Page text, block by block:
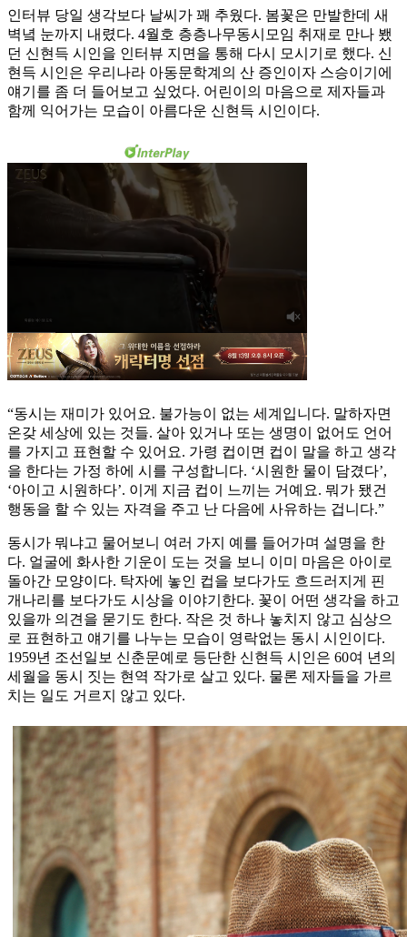
인터뷰 당일 생각보다 날씨가 꽤 추웠다. 봄꽃은 만발한데 새
벽녘 눈까지 내렸다. 4월호 층층나무동시모임 취재로 만나 뵀
던 신현득 시인을 인터뷰 지면을 통해 다시 모시기로 했다. 신
현득 시인은 우리나라 아동문학계의 산 증인이자 스승이기에
얘기를 좀 더 들어보고 싶었다. 어린이의 마음으로 제자들과
함께 익어가는 모습이 아름다운 신현득 시인이다.
“동시는 재미가 있어요. 불가능이 없는 세계입니다. 말하자면
온갖 세상에 있는 것들. 살아 있거나 또는 생명이 없어도 언어
를 가지고 표현할 수 있어요. 가령 컵이면 컵이 말을 하고 생각
을 한다는 가정 하에 시를 구성합니다. ‘시원한 물이 담겼다’,
‘아이고 시원하다’. 이게 지금 컵이 느끼는 거예요. 뭐가 됐건
행동을 할 수 있는 자격을 주고 난 다음에 사유하는 겁니다.”
동시가 뭐냐고 물어보니 여러 가지 예를 들어가며 설명을 한
다. 얼굴에 화사한 기운이 도는 것을 보니 이미 마음은 아이로
돌아간 모양이다. 탁자에 놓인 컵을 보다가도 흐드러지게 핀
개나리를 보다가도 시상을 이야기한다. 꽃이 어떤 생각을 하고
있을까 의견을 묻기도 한다. 작은 것 하나 놓치지 않고 심상으
로 표현하고 얘기를 나누는 모습이 영락없는 동시 시인이다.
1959년 조선일보 신춘문예로 등단한 신현득 시인은 60여 년의
세월을 동시 짓는 현역 작가로 살고 있다. 물론 제자들을 가르
치는 일도 거르지 않고 있다.